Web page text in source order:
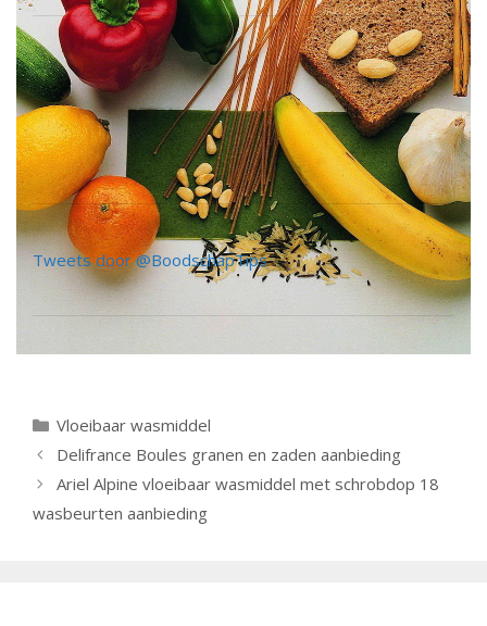
Tweets door @BoodschapTips
Categorieën
Vloeibaar wasmiddel
Berichtnavigatie
Delifrance Boules granen en zaden aanbieding
Ariel Alpine vloeibaar wasmiddel met schrobdop 18
wasbeurten aanbieding